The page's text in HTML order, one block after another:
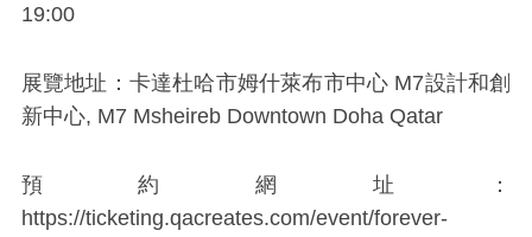
19:00
展覽地址：卡達杜哈市姆什萊布市中心 M7設計和創
新中心, M7 Msheireb Downtown Doha Qatar
預約網址：
https://ticketing.qacreates.com/event/forever-